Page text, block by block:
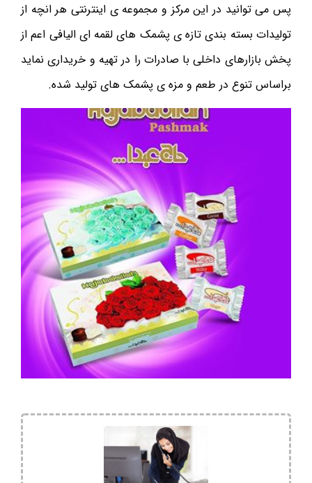
پس می توانید در این مرکز و مجموعه ی اینترنتی هر انچه از
تولیدات بسته بندی تازه ی پشمک های لقمه ای الیافی اعم از
پخش بازارهای داخلی با صادرات را در تهیه و خریداری نماید
براساس تنوع در طعم و مزه ی پشمک های تولید شده.